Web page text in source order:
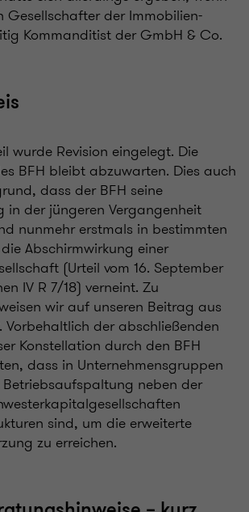
Gesellschafter der Immobilien-
Kommanditist der GmbH & Co.
wurde Revision eingelegt. Die
BFH bleibt abzuwarten. Dies auch
dass der BFH seine
in der jüngeren Vergangenheit
nunmehr erstmals in bestimmten
Abschirmwirkung einer
(Urteil vom 16. September
IV R 7/18) verneint. Zu
wir auf unseren Beitrag aus
Vorbehaltlich der abschließenden
Konstellation durch den BFH
dass in Unternehmensgruppen
neben der
sind, um die erweiterte
zu erreichen.